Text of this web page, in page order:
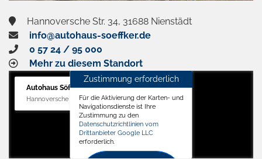
Hannoversche Str. 34, 31688 Nienstädt
info@autohaus-soeffker.de
0 57 24 / 95 000
Mehr zu diesem Standort
Autohaus Söffker GmbH
Hannoversche Str. 34, 31688 Nienstädt
Zustimmung erforderlich
Für die Aktivierung der Karten- und
Navigationsdienste ist Ihre
Zustimmung zu den
Datenschutzrichtlinien vom
Drittanbieter Google LLC
erforderlich.